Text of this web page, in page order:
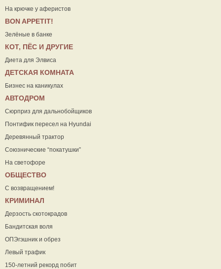
На крючке у аферистов
ВON APPETIT!
Зелёные в банке
КОТ, ПЁС И ДРУГИЕ
Диета для Элвиса
ДЕТСКАЯ КОМНАТА
Бизнес на каникулах
АВТОДРОМ
Сюрприз для дальнобойщиков
Понтифик пересел на Hyundai
Деревянный трактор
Союзнические “покатушки”
На светофоре
ОБЩЕСТВО
С возвращением!
КРИМИНАЛ
Дерзость скотокрадов
Бандитская воля
ОПЭгэшник и обрез
Левый трафик
150-летний рекорд побит